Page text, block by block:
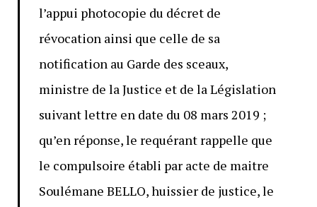
l’appui photocopie du décret de
révocation ainsi que celle de sa
notification au Garde des sceaux,
ministre de la Justice et de la Législation
suivant lettre en date du 08 mars 2019 ;
qu’en réponse, le requérant rappelle que
le compulsoire établi par acte de maitre
Soulémane BELLO, huissier de justice, le